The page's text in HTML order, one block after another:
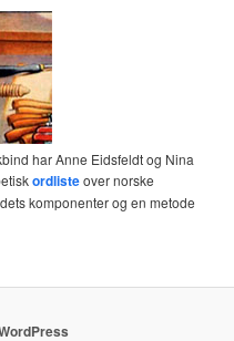
har Anne Eidsfeldt og Nina
ordlisteover norske
komponenter og en metode